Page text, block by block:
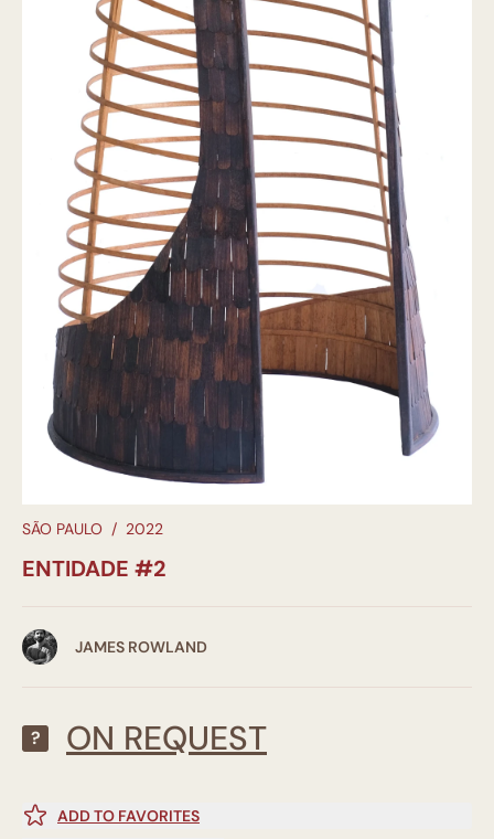
SÃO PAULO / 2022
ENTIDADE #2
JAMES ROWLAND
? ON REQUEST
ADD TO FAVORITES